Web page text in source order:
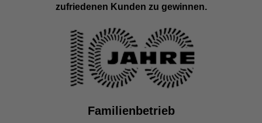
zufriedenen Kunden zu gewinnen.
Familienbetrieb